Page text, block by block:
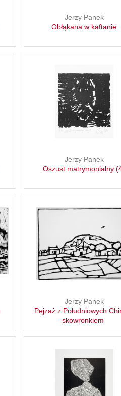
Jerzy Panek
Obłąkana w kaftanie
Jerzy Panek
Oszust matrymonialny
Jerzy Panek
Pejzaż z Południowych
skowronkiem